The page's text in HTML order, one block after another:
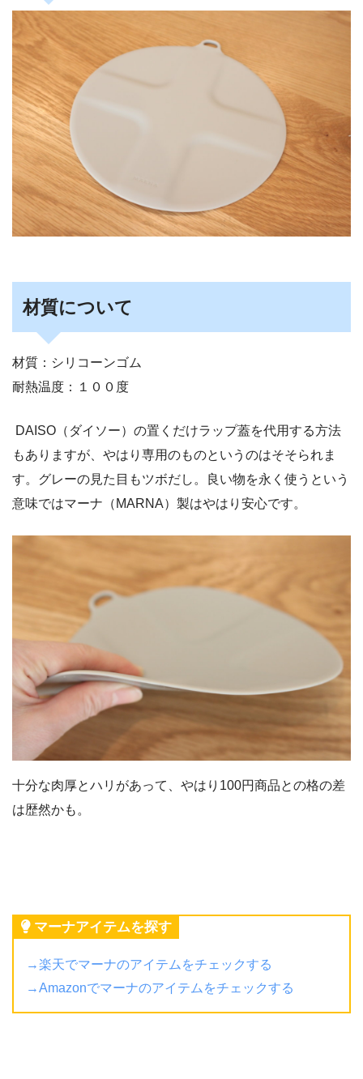
材質について
材質：シリコーンゴム
耐熱温度：１００度
DAISO（ダイソー）の置くだけラップ蓋を代用する方法
もありますが、やはり専用のものというのはそそられま
す。グレーの見た目もツボだし。良い物を永く使うという
意味ではマーナ（MARNA）製はやはり安心です。
十分な肉厚とハリがあって、やはり100円商品との格の差
は歴然かも。
マーナアイテムを探す
→楽天でマーナのアイテムをチェックする
→Amazonでマーナのアイテムをチェックする